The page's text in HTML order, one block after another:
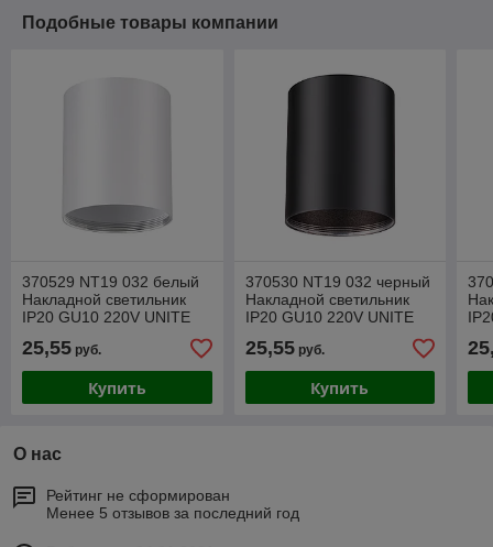
Подобные товары компании
370529 NT19 032 белый
Накладной светильник
IP20 GU10 220V UNITE
25,55 руб.
Купить
370530 NT19 032 черный
Накладной светильник
IP20 GU10 220V UNITE
25,55руб.
Купить
О нас
Рейтинг не сформирован
Менее 5 отзывов за последний год